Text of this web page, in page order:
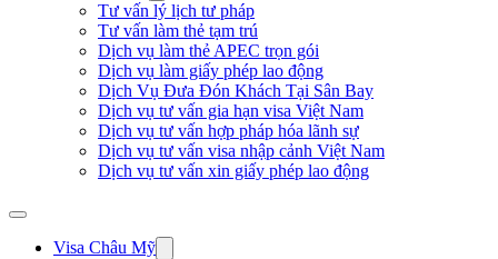
Tư vấn lý lịch tư pháp
Tư vấn làm thẻ tạm trú
Dịch vụ làm thẻ APEC trọn gói
Dịch vụ làm giấy phép lao động
Dịch Vụ Đưa Đón Khách Tại Sân Bay
Dịch vụ tư vấn gia hạn visa Việt Nam
Dịch vụ tư vấn hợp pháp hóa lãnh sự
Dịch vụ tư vấn visa nhập cảnh Việt Nam
Dịch vụ tư vấn xin giấy phép lao động
Visa Châu Mỹ